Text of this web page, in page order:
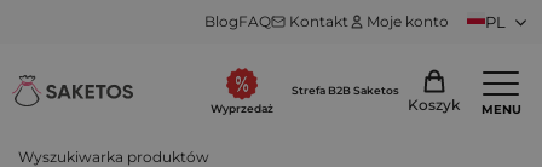
BlogFAQ Kontakt Moje konto PL
Wyszukiwarka produktów
Wyprzedaż
Strefa B2B Saketos
Koszyk MENU